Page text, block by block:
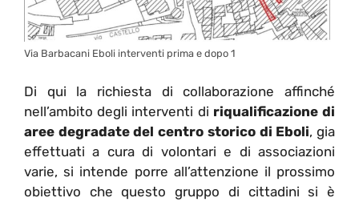
Via Barbacani Eboli interventi prima e dopo 1
Di qui la richiesta di collaborazione affinché
nell’ambito degli interventi di riqualificazione di
aree degradate del centro storico di Eboli, gia
effettuati a cura di volontari e di associazioni
varie, si intende porre all’attenzione il prossimo
obiettivo che questo gruppo di cittadini si è